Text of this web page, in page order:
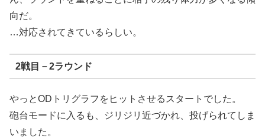
向だ。
…対応されてきているらしい。
2戦目－2ラウンド
やっとODトリグラフをヒットさせるスタートでした。
砲台モードに入るも、ジリジリ近づかれ、投げられてしま
いました。